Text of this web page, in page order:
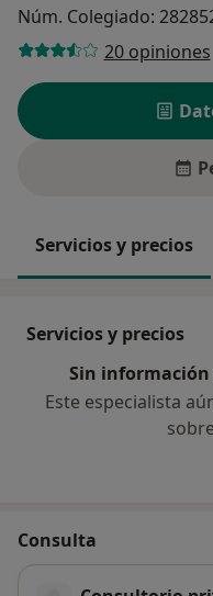
Núm. Colegiado:
20 opiniones
Servicios y precios
Servicios y precios
Sin información
Este especialista
Consulta